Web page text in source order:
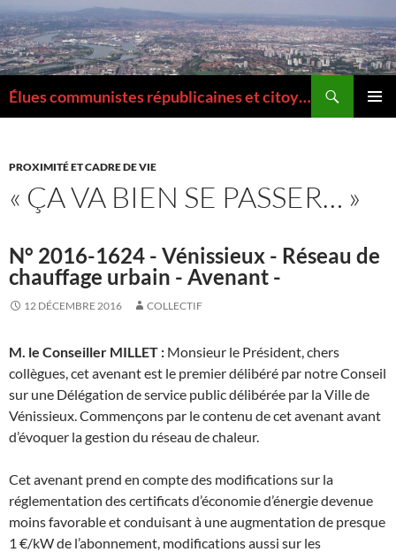
Aller
au
contenu
Élues communistes républicaines et citoyennes de la Métropole de Lyon
PROXIMITÉ ET CADRE DE VIE
« ÇA VA BIEN SE PASSER… »
N° 2016-1624 - Vénissieux - Réseau de
chauffage urbain - Avenant -
12 DÉCEMBRE 2016 COLLECTIF
M. le Conseiller MILLET : Monsieur le Président, chers
collègues, cet avenant est le premier délibéré par notre Conseil
sur une Délégation de service public délibérée par la Ville de
Vénissieux. Commençons par le contenu de cet avenant avant
d’évoquer la gestion du réseau de chaleur.
Cet avenant prend en compte des modifications sur la
réglementation des certificats d’économie d’énergie devenue
moins favorable et conduisant à une augmentation de presque
1 €/kW de l’abonnement, modifications aussi sur les